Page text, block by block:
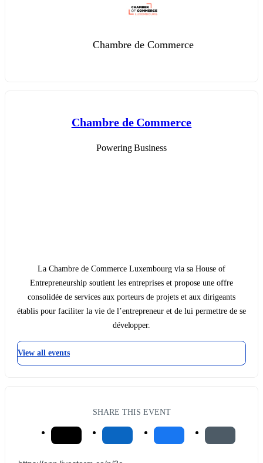
Chambre de Commerce
Chambre de Commerce
Powering Business
La Chambre de Commerce Luxembourg via sa House of
Entrepreneurship soutient les entreprises et propose une offre
consolidée de services aux porteurs de projets et aux dirigeants
établis pour faciliter la vie de l’entrepreneur et de lui permettre de se
développer.
View all events
SHARE THIS EVENT